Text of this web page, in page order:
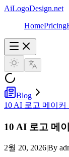
AiLogoDesign.net
HomePricing
Blog
10 AI 로고 메이
10 AI 로고 메
2월 20, 2026|By